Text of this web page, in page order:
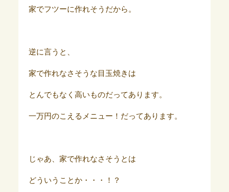
家でフツーに作れそうだから。
逆に言うと、
家で作れなさそうな目玉焼きは
とんでもなく高いものだってあります。
一万円のこえるメニュー！だってあります。
じゃあ、家で作れなさそうとは
どういうことか・・・！？